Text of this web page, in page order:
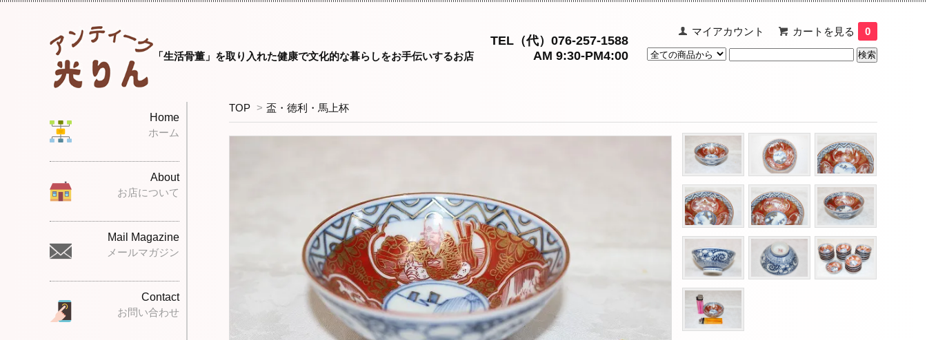
マイアカウント カートを見る 0
「生活骨董」を取り入れた健康で文化的な暮らしをお手伝いするお店
TEL（代）076-257-1588
AM 9:30-PM4:00
TOP > 盃・徳利・馬上杯
Home
ホーム
About
お店について
Mail Magazine
メールマガジン
Contact
お問い合わせ